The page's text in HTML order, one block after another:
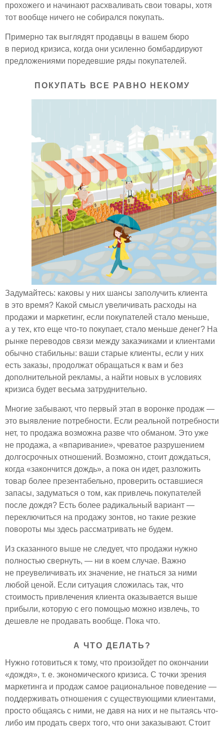
прохожего и начинают расхваливать свои товары, хотя
тот вообще ничего не собирался покупать.
Примерно так выглядят продавцы в вашем бюро
в период кризиса, когда они усиленно бомбардируют
предложениями поредевшие ряды покупателей.
ПОКУПАТЬ ВСЕ РАВНО НЕКОМУ
Задумайтесь: каковы у них шансы заполучить клиента
в это время? Какой смысл увеличивать расходы на
продажи и маркетинг, если покупателей стало меньше,
а у тех, кто еще что-то покупает, стало меньше денег? На
рынке переводов связи между заказчиками и клиентами
обычно стабильны: ваши старые клиенты, если у них
есть заказы, продолжат обращаться к вам и без
дополнительной рекламы, а найти новых в условиях
кризиса будет весьма затруднительно.
Многие забывают, что первый этап в воронке продаж —
это выявление потребности. Если реальной потребности
нет, то продажа возможна разве что обманом. Это уже
не продажа, а «впаривание», чреватое разрушением
долгосрочных отношений. Возможно, стоит дождаться,
когда «закончится дождь», а пока он идет, разложить
товар более презентабельно, проверить оставшиеся
запасы, задуматься о том, как привлечь покупателей
после дождя? Есть более радикальный вариант —
переключиться на продажу зонтов, но такие резкие
повороты мы здесь рассматривать не будем.
Из сказанного выше не следует, что продажи нужно
полностью свернуть, — ни в коем случае. Важно
не преувеличивать их значение, не гнаться за ними
любой ценой. Если ситуация сложилась так, что
стоимость привлечения клиента оказывается выше
прибыли, которую с его помощью можно извлечь, то
дешевле не продавать вообще. Пока что.
А ЧТО ДЕЛАТЬ?
Нужно готовиться к тому, что произойдет по окончании
«дождя», т. е. экономического кризиса. С точки зрения
маркетинга и продаж самое рациональное поведение —
поддерживать отношения с существующими клиентами,
просто общаясь с ними, не давя на них и не пытаясь что-
либо им продать сверх того, что они заказывают. Стоит